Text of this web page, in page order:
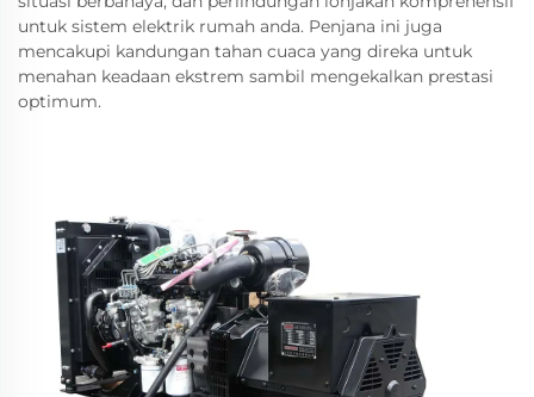
untuk sistem elektrik rumah anda. Penjana ini juga
mencakupi kandungan tahan cuaca yang direka untuk
menahan keadaan ekstrem sambil mengekalkan prestasi
optimum.